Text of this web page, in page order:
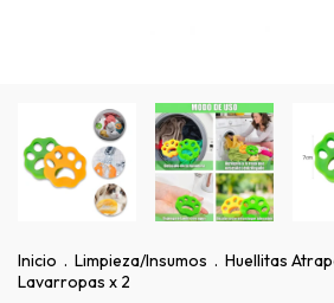
Inicio . Limpieza/Insumos . Huellitas
Lavarropas x 2